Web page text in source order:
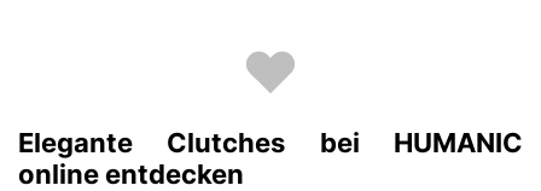
Elegante Clutches bei HUMANIC
online entdecken